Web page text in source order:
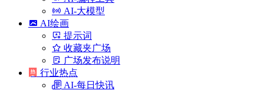
AI-大模型
AI绘画
提示词
收藏夹广场
广场发布说明
行业热点
AI-每日快讯